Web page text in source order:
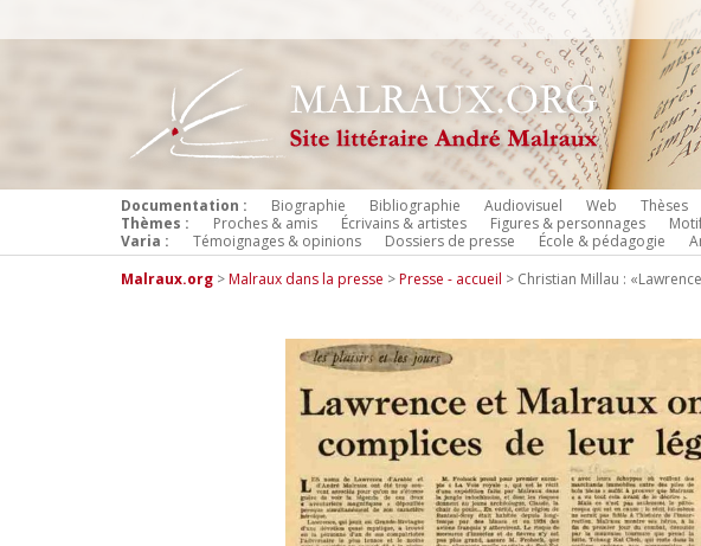
Documentation : Biographie Bibliographie Audiovisuel Web Thèses
Thèmes :
Proches & amis Écrivains & artistes Figures & personnages
Varia :
Témoignages & opinions Dossiers de presse École & pédagogie
Malraux.org >Malraux dans la presse >Presse - accueil > Christian Millau :